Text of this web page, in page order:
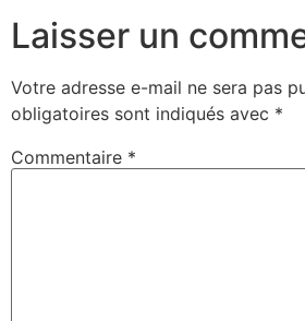
Laisser un
Votre adresse e-mail ne sera pas
obligatoires sont indiqués avec *
Commentaire *